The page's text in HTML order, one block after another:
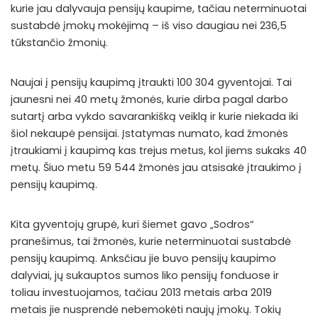
kurie jau dalyvauja pensijų kaupime, tačiau neterminuotai
sustabdė įmokų mokėjimą – iš viso daugiau nei 236,5
tūkstančio žmonių.
Naujai į pensijų kaupimą įtraukti 100 304 gyventojai. Tai
jaunesni nei 40 metų žmonės, kurie dirba pagal darbo
sutartį arba vykdo savarankišką veiklą ir kurie niekada iki
šiol nekaupė pensijai. Įstatymas numato, kad žmonės
įtraukiami į kaupimą kas trejus metus, kol jiems sukaks 40
metų. Šiuo metu 59 544 žmonės jau atsisakė įtraukimo į
pensijų kaupimą.
Kita gyventojų grupė, kuri šiemet gavo „Sodros“
pranešimus, tai žmonės, kurie neterminuotai sustabdė
pensijų kaupimą. Anksčiau jie buvo pensijų kaupimo
dalyviai, jų sukauptos sumos liko pensijų fonduose ir
toliau investuojamos, tačiau 2013 metais arba 2019
metais jie nusprendė nebemokėti naujų įmokų. Tokių